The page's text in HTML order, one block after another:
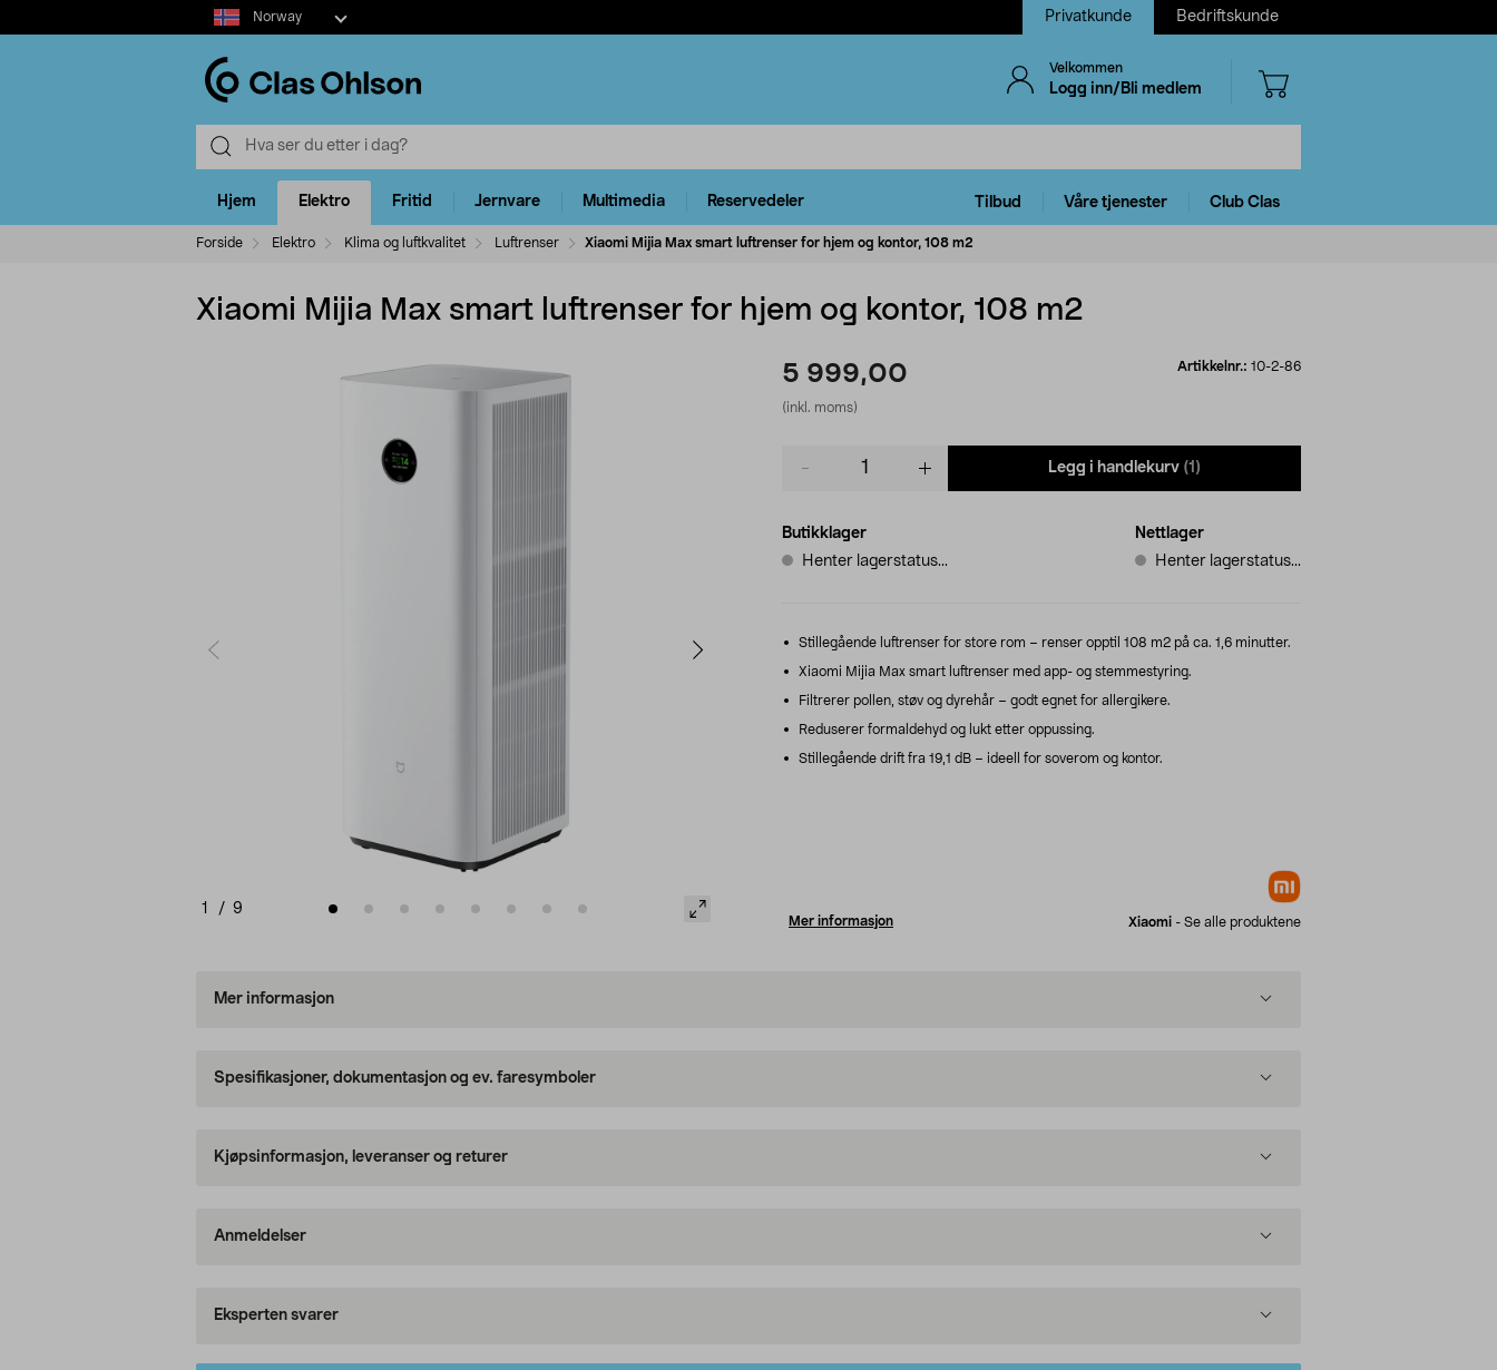
Select
market
Norway Privatkunde Bedriftskunde
Velkommen
Logg inn/Bli medlem
Hjem Elektro Fritid Jernvare Multimedia Reservedeler Tilbud Våre tjenester Club Clas
Forside Elektro Klima og luftkvalitet Luftrenser Xiaomi Mijia Max smart luftrenser for hjem og kontor, 108 m2
Xiaomi Mijia Max smart luftrenser for hjem og kontor, 108 m2
1 / 9
5 999,00
(inkl. moms)
Artikkelnr.: 10-2-86
Legg i handlekurv (1)
Butikklager
Henter lagerstatus...
Nettlager
Henter lagerstatus...
Stillegående luftrenser for store rom – renser opptil 108 m2 på ca. 1,6 minutter.
Xiaomi Mijia Max smart luftrenser med app- og stemmestyring.
Filtrerer pollen, støv og dyrehår – godt egnet for allergikere.
Reduserer formaldehyd og lukt etter oppussing.
Stillegående drift fra 19,1 dB – ideell for soverom og kontor.
Mer informasjon Xiaomi - Se alle produktene
Mer informasjon
Spesifikasjoner, dokumentasjon og ev. faresymboler
Kjøpsinformasjon, leveranser og returer
Anmeldelser
Eksperten svarer